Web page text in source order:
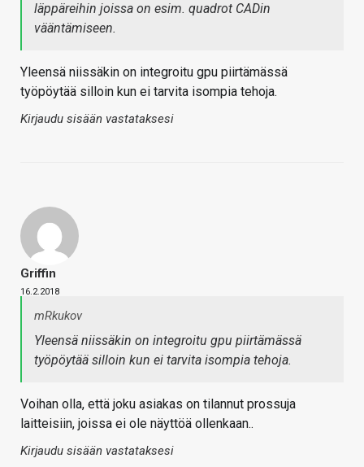
läppäreihin joissa on esim. quadrot CADin
vääntämiseen.
Yleensä niissäkin on integroitu gpu piirtämässä
työpöytää silloin kun ei tarvita isompia tehoja.
Kirjaudu sisään vastataksesi
Griffin
16.2.2018
mRkukov
Yleensä niissäkin on integroitu gpu piirtämässä
työpöytää silloin kun ei tarvita isompia tehoja.
Voihan olla, että joku asiakas on tilannut prossuja
laitteisiin, joissa ei ole näyttöä ollenkaan..
Kirjaudu sisään vastataksesi